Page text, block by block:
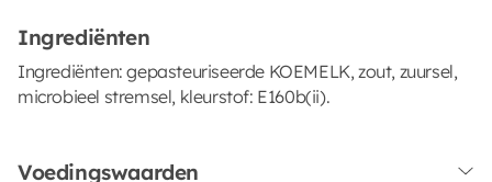
Ingrediënten
Ingrediënten: gepasteuriseerde KOEMELK, zout, zuursel,
microbieel stremsel, kleurstof: E160b(ii).
Voedingswaarden